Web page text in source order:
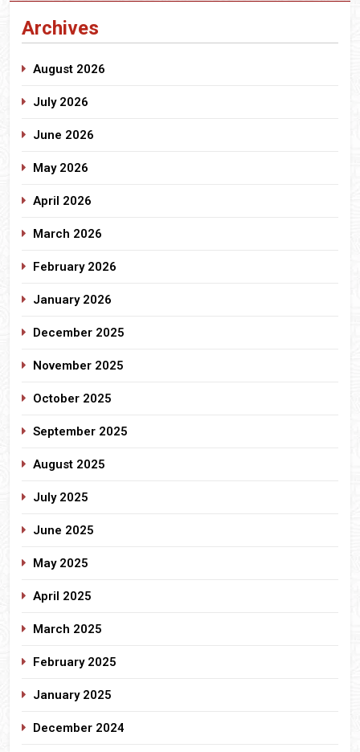
Archives
August 2026
July 2026
June 2026
May 2026
April 2026
March 2026
February 2026
January 2026
December 2025
November 2025
October 2025
September 2025
August 2025
July 2025
June 2025
May 2025
April 2025
March 2025
February 2025
January 2025
December 2024